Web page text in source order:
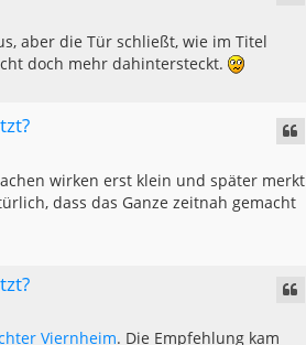
aber die Tür schließt, wie im Titel
doch mehr dahintersteckt.
wirken erst klein und später merkt
dass das Ganze zeitnah gemacht
Viernheim. Die Empfehlung kam